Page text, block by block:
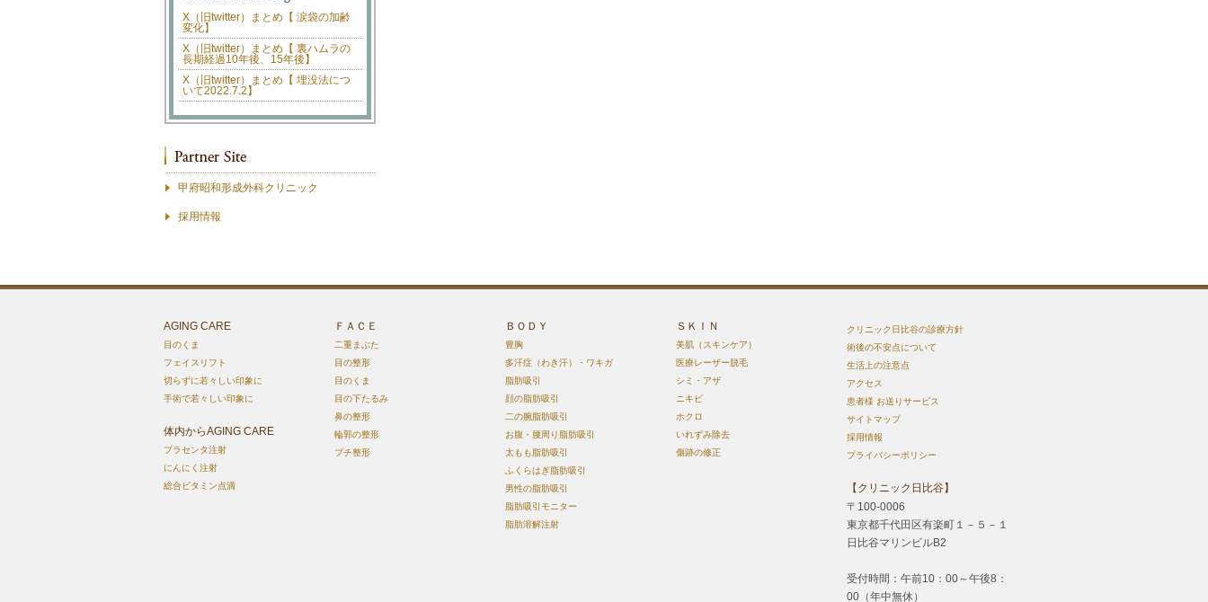
X（旧twitter）まとめ【 涙袋の加齢
変化】
X（旧twitter）まとめ【 裏ハムラの
長期経過10年後、15年後】
X（旧twitter）まとめ【 埋没法につ
いて2022.7.2】
甲府昭和形成外科クリニック
採用情報
AGING CARE
目のくま
フェイスリフト
切らずに若々しい印象に
手術で若々しい印象に
体内からAGING CARE
プラセンタ注射
にんにく注射
総合ビタミン点滴
ＦＡＣＥ
二重まぶた
目の整形
目のくま
目の下たるみ
鼻の整形
輪郭の整形
プチ整形
ＢＯＤＹ
豊胸
多汗症（わき汗）・ワキガ
脂肪吸引
顔の脂肪吸引
二の腕脂肪吸引
お腹・腰周り脂肪吸引
太もも脂肪吸引
ふくらはぎ脂肪吸引
男性の脂肪吸引
脂肪吸引モニター
脂肪溶解注射
ＳＫＩＮ
美肌（スキンケア）
医療レーザー脱毛
シミ・アザ
ニキビ
ホクロ
いれずみ除去
傷跡の修正
クリニック日比谷の診療方針
術後の不安点について
生活上の注意点
アクセス
患者様 お送りサービス
サイトマップ
採用情報
プライバシーポリシー
【クリニック日比谷】
〒100-0006
東京都千代田区有楽町１－５－１
日比谷マリンビルB2
受付時間：午前10：00～午後8：
00（年中無休）